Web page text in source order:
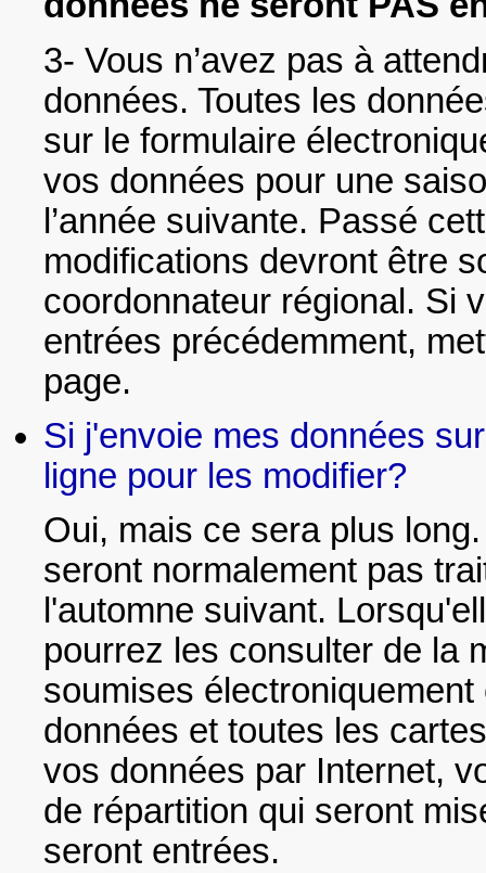
3- Vous n’avez pas à
données. Toutes les
sur le formulaire
vos données pour une
l’année suivante. Passé
modifications devront être
coordonnateur régional. Si
entrées précédemment,
page.
Si j'envoie mes données
ligne pour les modifier?
Oui, mais ce sera plus
seront normalement pas
l'automne suivant.
pourrez les consulter de la
soumises
données et toutes les
vos données par Internet,
de répartition qui seront
seront entrées.